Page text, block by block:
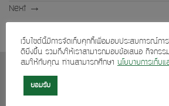
Next →
เกี่ยวกับเรา
บริการลูกค้า
เว็บไซต์นี้มีการจัดเก็บคุกกี้เพื่อมอบประสบการณ์กา
ดียิ่งขึ้น รวมถึงให้เราสามารถมอบข้อเสนอ กิจกรร
สมให้กับคุณ ท่านสามารถศึกษา นโยบายการเก็บแ
ยอมรับ